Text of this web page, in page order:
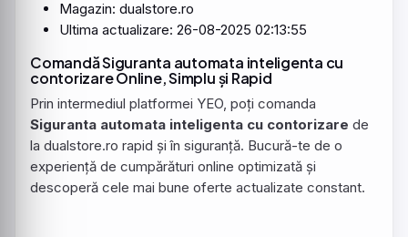
Magazin: dualstore.ro
Ultima actualizare: 26-08-2025 02:13:55
Comandă Siguranta automata inteligenta cu
contorizare Online, Simplu și Rapid
Prin intermediul platformei YEO, poți comanda
Siguranta automata inteligenta cu contorizare de
la dualstore.ro rapid și în siguranță. Bucură-te de o
experiență de cumpărături online optimizată și
descoperă cele mai bune oferte actualizate constant.